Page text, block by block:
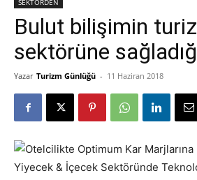
SEKTÖRDEN
Bulut bilişimin
sektörüne
Yazar Turizm Günlüğü - 11 Haziran 2018